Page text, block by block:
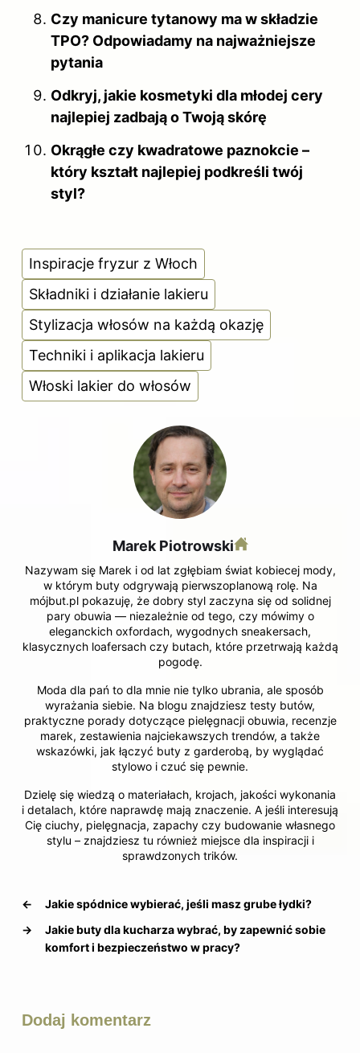
Czy manicure tytanowy ma w składzie
TPO? Odpowiadamy na najważniejsze
pytania
Odkryj, jakie kosmetyki dla młodej cery
najlepiej zadbają o Twoją skórę
Okrągłe czy kwadratowe paznokcie –
który kształt najlepiej podkreśli twój
styl?
Inspiracje fryzur z Włoch
Składniki i działanie lakieru
Stylizacja włosów na każdą okazję
Techniki i aplikacja lakieru
Włoski lakier do włosów
Marek Piotrowski
Nazywam się Marek i od lat zgłębiam świat kobiecej mody,
w którym buty odgrywają pierwszoplanową rolę. Na
mójbut.pl pokazuję, że dobry styl zaczyna się od solidnej
pary obuwia — niezależnie od tego, czy mówimy o
eleganckich oxfordach, wygodnych sneakersach,
klasycznych loafersach czy butach, które przetrwają każdą
pogodę.
Moda dla pań to dla mnie nie tylko ubrania, ale sposób
wyrażania siebie. Na blogu znajdziesz testy butów,
praktyczne porady dotyczące pielęgnacji obuwia, recenzje
marek, zestawienia najciekawszych trendów, a także
wskazówki, jak łączyć buty z garderobą, by wyglądać
stylowo i czuć się pewnie.
Dzielę się wiedzą o materiałach, krojach, jakości wykonania
i detalach, które naprawdę mają znaczenie. A jeśli interesują
Cię ciuchy, pielęgnacja, zapachy czy budowanie własnego
stylu – znajdziesz tu również miejsce dla inspiracji i
sprawdzonych trików.
←
Jakie spódnice wybierać, jeśli masz grube łydki?
→
Jakie buty dla kucharza wybrać, by zapewnić sobie
komfort i bezpieczeństwo w pracy?
Dodaj komentarz